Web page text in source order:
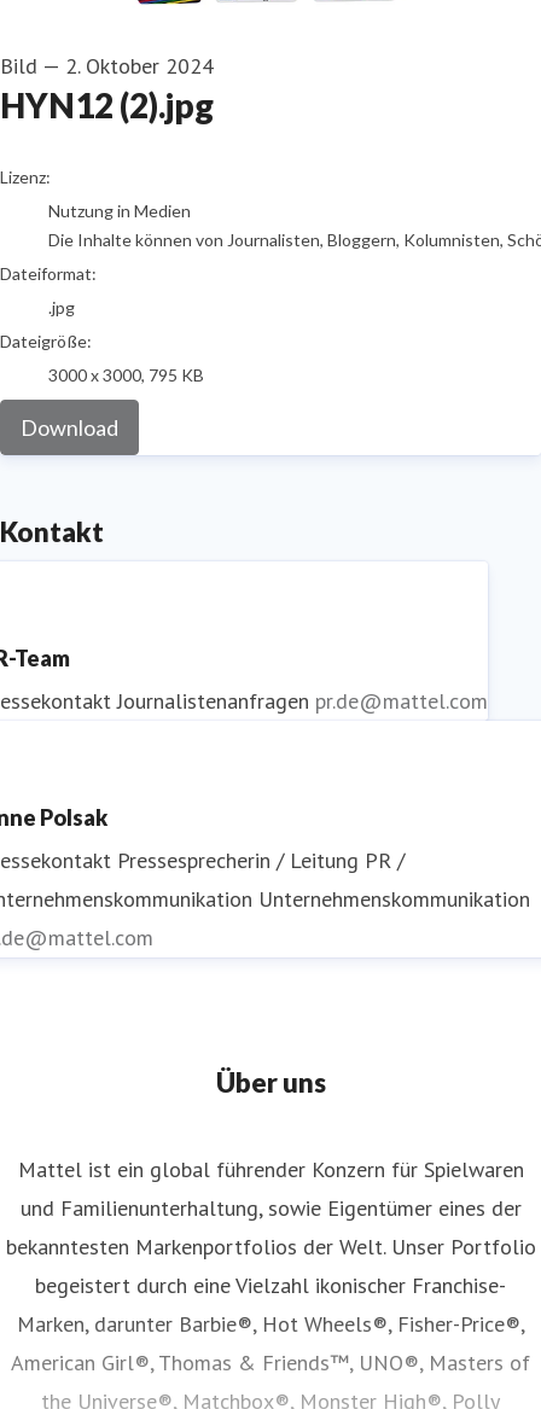
Bild — 2. Oktober 2024
HYN12 (2).jpg
go to media item
Lizenz:
Nutzung in Medien
Die Inhalte können von Journalisten, Bloggern, Kolumnisten,
Dateiformat:
.jpg
Dateigröße:
3000 x 3000, 795 KB
Download
Kontakt
Team
Journalistenanfragen pr.de@mattel.com
Polsak
Pressesprecherin / Leitung PR /
Unternehmenskommunikation
Über uns
Mattel ist ein global führender Konzern für Spielwaren
und Familienunterhaltung, sowie Eigentümer eines der
bekanntesten Markenportfolios der Welt. Unser Portfolio
begeistert durch eine Vielzahl ikonischer Franchise-
Marken, darunter Barbie®, Hot Wheels®, Fisher-Price®,
American Girl®, Thomas & Friends™, UNO®, Masters of
the Universe®, Matchbox®, Monster High®, Polly